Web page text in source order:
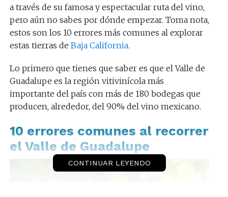
a través de su famosa y espectacular ruta del vino,
pero aún no sabes por dónde empezar. Toma nota,
estos son los 10 errores más comunes al explorar
estas tierras de Baja California.
Lo primero que tienes que saber es que el Valle de
Guadalupe es la región vitivinícola más
importante del país con más de 180 bodegas que
producen, alrededor, del 90% del vino mexicano.
10 errores comunes al recorrer
el Valle de Guadalupe
CONTINUAR LEYENDO